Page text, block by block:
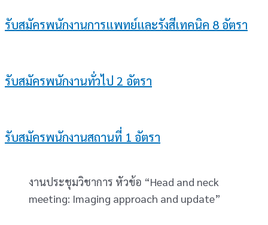
รับสมัครพนักงานการแพทย์และรังสีเทคนิค 8 อัตรา
รับสมัครพนักงานทั่วไป 2 อัตรา
รับสมัครพนักงานสถานที่ 1 อัตรา
งานประชุมวิชาการ หัวข้อ “Head and neck
meeting: Imaging approach and update”